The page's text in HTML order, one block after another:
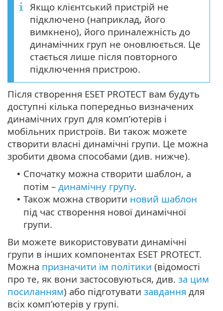
Якщо клієнтський пристрій не
підключено (наприклад, його
вимкнено), його приналежність до
динамічних груп не оновлюється. Це
стається лише після повторного
підключення пристрою.
Після створення ESET PROTECT вам будуть
доступні кілька попередньо визначених
динамічних груп для комп’ютерів і
мобільних пристроїв. Ви також можете
створити власні динамічні групи. Це можна
зробити двома способами (див. нижче).
• Спочатку можна створити шаблон, а
потім – динамічну групу.
• Також можна створити новий шаблон
під час створення нової динамічної
групи.
Ви можете використовувати динамічні
групи в інших компонентах ESET PROTECT.
Можна призначити їм політики (відомості
про те, як вони застосовуються, див. за цим
посиланням) або підготувати завдання для
всіх комп’ютерів у групі.